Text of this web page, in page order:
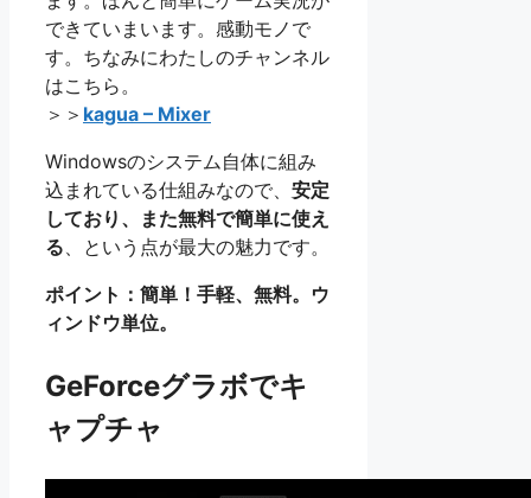
できていまいます。感動モノで
す。ちなみにわたしのチャンネル
はこちら。
＞＞ kagua – Mixer
Windowsのシステム自体に組み
込まれている仕組みなので、 安定
しており、また無料で簡単に使え
る 、という点が最大の魅力です。
ポイント：簡単！手軽、無料。ウ
ィンドウ単位。
GeForceグラボでキ
ャプチャ